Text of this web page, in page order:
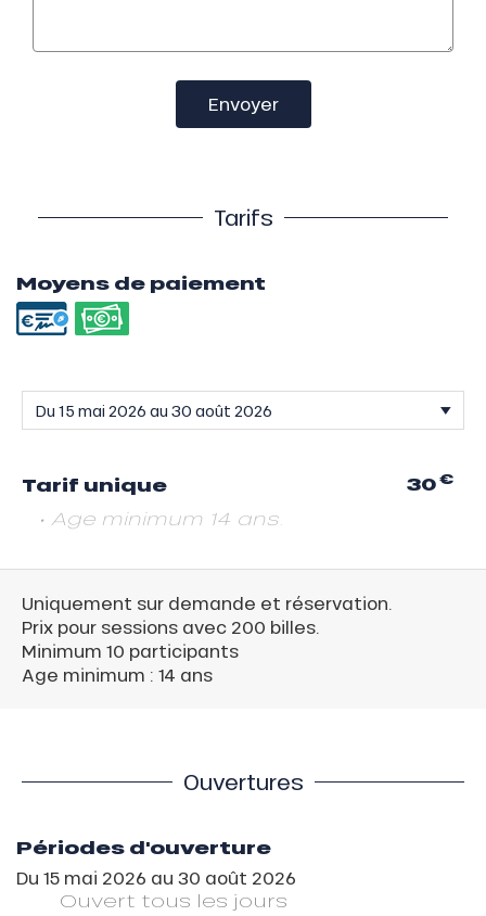
Envoyer
Tarifs
Moyens de paiement
Tarif unique 30€
• Age minimum 14 ans.
Uniquement sur demande et réservation.
Prix pour sessions avec 200 billes.
Minimum 10 participants
Age minimum : 14 ans
Ouvertures
Périodes d'ouverture
Du 15 mai 2026 au 30 août 2026
Ouvert tous les jours